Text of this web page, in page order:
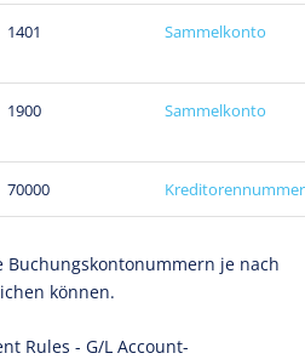
1401 Sammelkonto
1900 Sammelkonto
70000 Kreditorennummer
Buchungskontonummern je nach
können.
Rules - G/L Account-